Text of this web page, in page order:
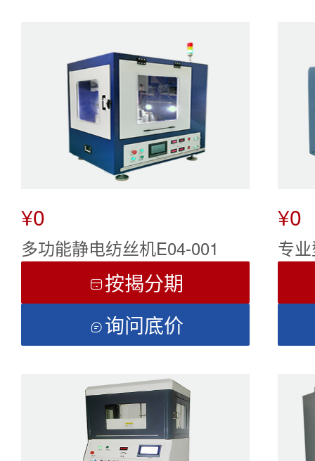
¥0
多功能静电纺丝机E04-001
按揭分期
 询问底价
¥0
专